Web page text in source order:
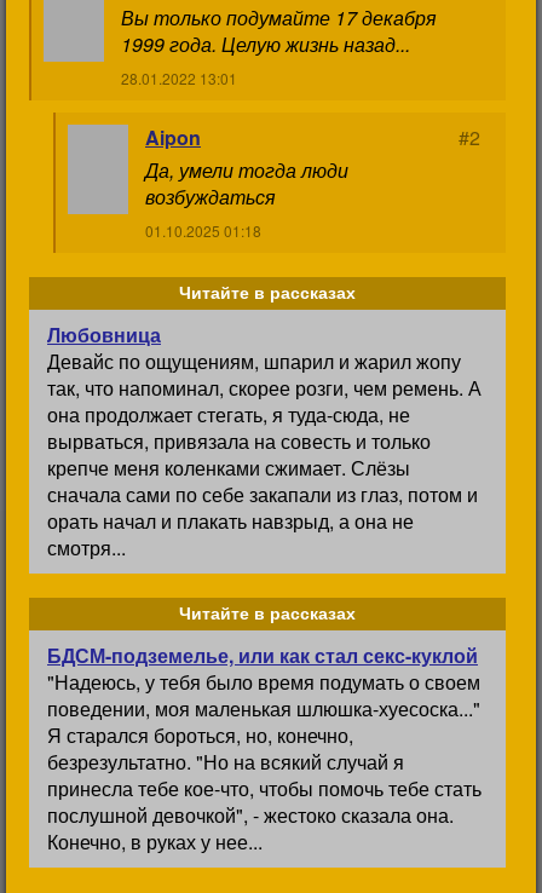
Вы только подумайте 17 декабря
1999 года. Целую жизнь назад...
28.01.2022 13:01
Aipon
#2
Да, умели тогда люди
возбуждаться
01.10.2025 01:18
Читайте в рассказах
Любовница
Девайс по ощущениям, шпарил и жарил жопу
так, что напоминал, скорее розги, чем ремень. А
она продолжает стегать, я туда-сюда, не
вырваться, привязала на совесть и только
крепче меня коленками сжимает. Слёзы
сначала сами по себе закапали из глаз, потом и
орать начал и плакать навзрыд, а она не
смотря...
Читайте в рассказах
БДСМ-подземелье, или как стал секс-куклой
"Надеюсь, у тебя было время подумать о своем
поведении, моя маленькая шлюшка-хуесоска..."
Я старался бороться, но, конечно,
безрезультатно. "Но на всякий случай я
принесла тебе кое-что, чтобы помочь тебе стать
послушной девочкой", - жестоко сказала она.
Конечно, в руках у нее...